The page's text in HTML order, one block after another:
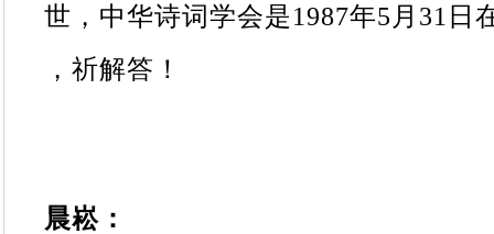
世，中华诗词学会是1987年5 月 31 日
，祈解答！
晨崧 ：